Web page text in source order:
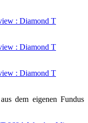
dem eigenen Fundus